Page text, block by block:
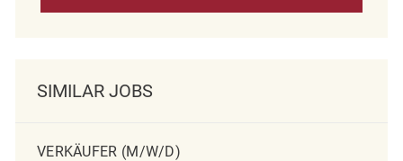
SIMILAR JOBS
VERKÄUFER (M/W/D)